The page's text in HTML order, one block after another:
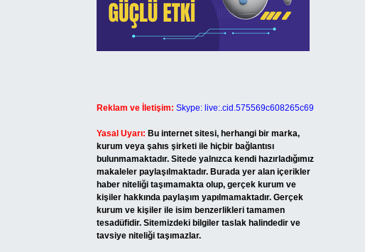
Reklam ve İletişim: Skype: live:.cid.575569c608265c69
Yasal Uyarı: Bu internet sitesi, herhangi bir marka,
kurum veya şahıs şirketi ile hiçbir bağlantısı
bulunmamaktadır. Sitede yalnızca kendi hazırladığımız
makaleler paylaşılmaktadır. Burada yer alan içerikler
haber niteliği taşımamakta olup, gerçek kurum ve
kişiler hakkında paylaşım yapılmamaktadır. Gerçek
kurum ve kişiler ile isim benzerlikleri tamamen
tesadüfidir. Sitemizdeki bilgiler taslak halindedir ve
tavsiye niteliği taşımazlar.